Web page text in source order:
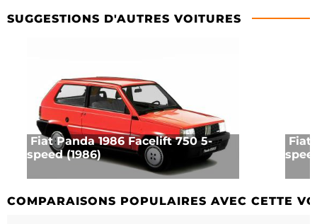
SUGGESTIONS D'AUTRES VOITURES
Fiat Panda 1986 Facelift 750 5-
speed (1986)
Fiat
COMPARAISONS POPULAIRES AVEC CETTE